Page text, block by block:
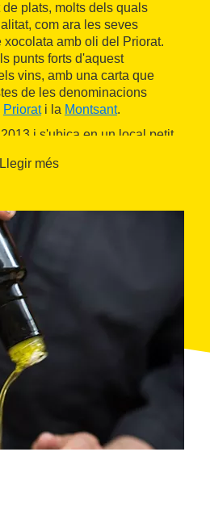
plats, molts dels quals
com ara les seves
xocolata amb oli del Priorat.
punts forts d'aquest
vins, amb una carta que
de les denominacions
Priorati la Montsant.
i s'ubica en un local petit,
de feina fins a una cita en
Llegir més